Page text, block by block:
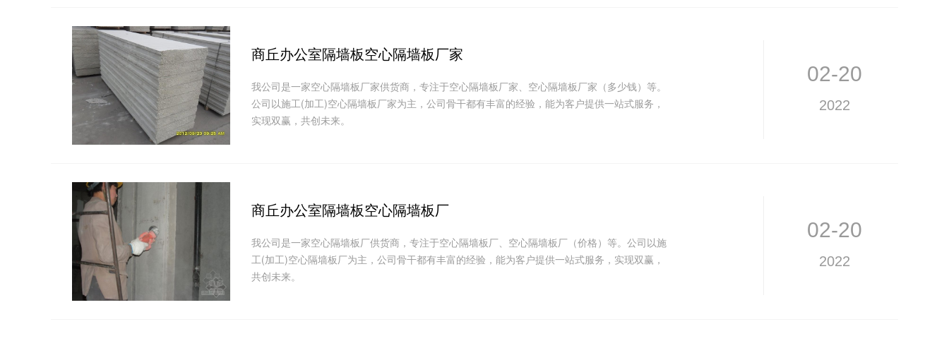
02-20
2022
商丘办公室隔墙板空心隔墙板厂家
我公司是一家空心隔墙板厂家供货商，专注于空心隔墙板厂家、空心隔墙板厂家（多少钱）等。
公司以施工(加工)空心隔墙板厂家为主，公司骨干都有丰富的经验，能为客户提供一站式服务，
实现双赢，共创未来。
02-20
2022
商丘办公室隔墙板空心隔墙板厂
我公司是一家空心隔墙板厂供货商，专注于空心隔墙板厂、空心隔墙板厂（价格）等。公司以施
工(加工)空心隔墙板厂为主，公司骨干都有丰富的经验，能为客户提供一站式服务，实现双赢，
共创未来。